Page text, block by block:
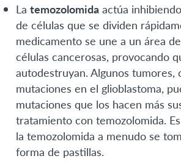
La temozolomida actúa
de células que se dividen
medicamento se une a un área
células cancerosas, provocando
autodestruyan. Algunos tumores,
mutaciones en el glioblastoma,
mutaciones que los hacen más
tratamiento con temozolomida.
la temozolomida a menudo se
forma de pastillas.